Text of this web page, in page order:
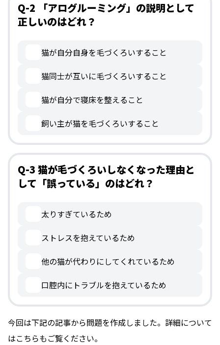
Q-2 「アログルーミング」の説明として
正しいのはどれ？
猫が自分自身を毛づくろいすること
猫同士が互いに毛づくろいすること
猫が自分で寝床を整えること
飼い主が猫を毛づくろいすること
Q-3 猫が毛づくろいしなくなった理由と
して「誤っている」のはどれ？
太りすぎているため
ストレスを抱えているため
他の猫が代わりにしてくれているため
口腔内にトラブルを抱えているため
今回は下記の記事から問題を作成しました。詳細について
はこちらもご覧ください。